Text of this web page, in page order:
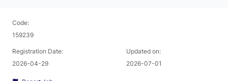
Code:
159239
Registration Date:
2026-04-29
Updated on:
2026-07-01